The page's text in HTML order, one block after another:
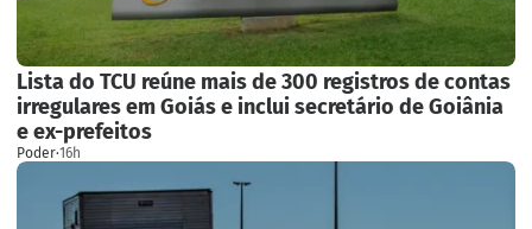
Lista do TCU reúne mais de 300 registros de contas
irregulares em Goiás e inclui secretário de Goiânia
e ex-prefeitos
Poder·16h